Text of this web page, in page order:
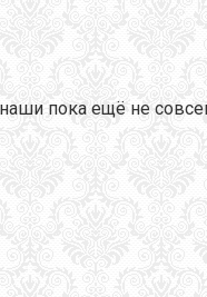
наши пока ещё не